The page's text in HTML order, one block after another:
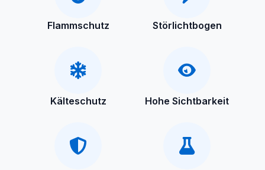
Flammschutz Störlichtbogen
Kälteschutz Hohe Sichtbarkeit